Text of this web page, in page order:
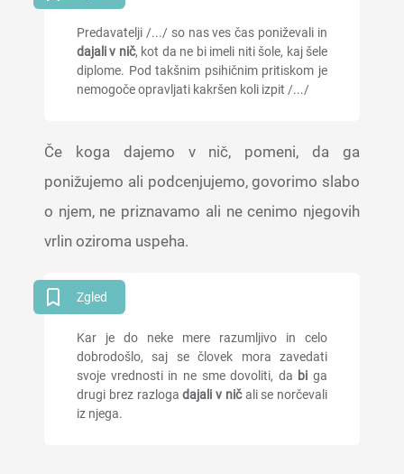
Predavatelji /.../ so nas ves čas poniževali in
dajali v nič, kot da ne bi imeli niti šole, kaj šele
diplome. Pod takšnim psihičnim pritiskom je
nemogoče opravljati kakršen koli izpit /.../
Če koga dajemo v nič, pomeni, da ga
ponižujemo ali podcenjujemo, govorimo slabo
o njem, ne priznavamo ali ne cenimo njegovih
vrlin oziroma uspeha.
Zgled
Kar je do neke mere razumljivo in celo
dobrodošlo, saj se človek mora zavedati
svoje vrednosti in ne sme dovoliti, da bi ga
drugi brez razlogadajali v ničali se norčevali
iz njega.